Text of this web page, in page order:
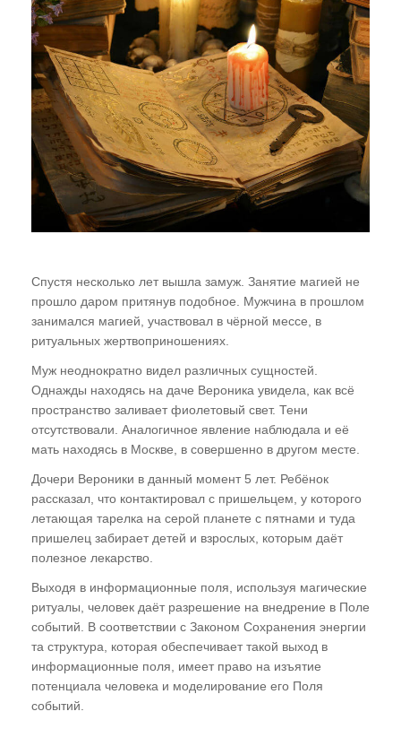
Видео-записи НИЦ "ЭНИО"
Записи семинаров Рогожкина
Виктор Рогожкин. Коротко о важном
Запрещённые видео НИЦ "ЭНИО"
Советские учебники
Купить
Спустя несколько лет вышла замуж. Занятие магией не
прошло даром притянув подобное. Мужчина в прошлом
занимался магией, участвовал в чёрной мессе, в
ритуальных жертвоприношениях.
Муж неоднократно видел различных сущностей.
Однажды находясь на даче Вероника увидела, как всё
пространство заливает фиолетовый свет. Тени
отсутствовали. Аналогичное явление наблюдала и её
мать находясь в Москве, в совершенно в другом месте.
Дочери Вероники в данный момент 5 лет. Ребёнок
рассказал, что контактировал с пришельцем, у которого
летающая тарелка на серой планете с пятнами и туда
пришелец забирает детей и взрослых, которым даёт
полезное лекарство.
Выходя в информационные поля, используя магические
ритуалы, человек даёт разрешение на внедрение в Поле
событий. В соответствии с Законом Сохранения энергии
та структура, которая обеспечивает такой выход в
информационные поля, имеет право на изъятие
потенциала человека и моделирование его Поля
событий.